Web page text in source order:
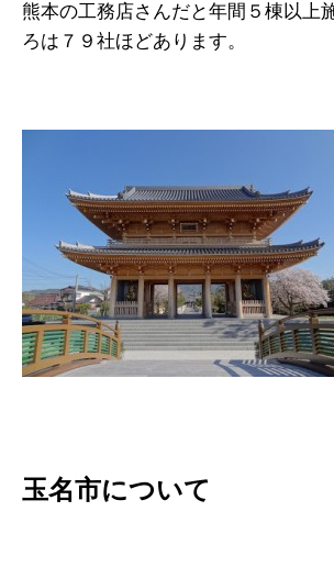
熊本の工務店さんだと年間５棟以上
ろは７９社ほどあります。
玉名市について